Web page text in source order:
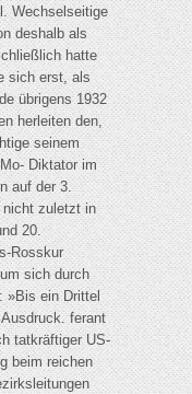
Wechselseitige
deshalb als
hatte
sich erst, als
übrigens 1932
herleiten den,
seinem
Diktator im
auf der 3.
nicht zuletzt in
20.
Rosskur
sich durch
»Bis ein Drittel
ferant
tatkräftiger US-
beim reichen